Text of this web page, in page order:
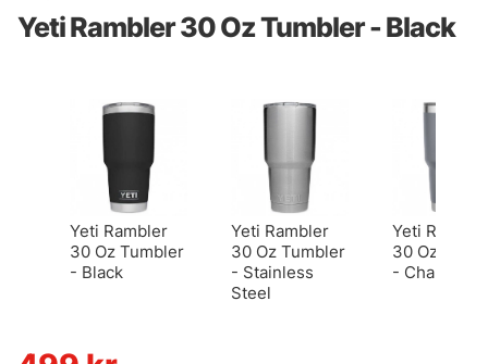
Yeti Rambler 30 Oz Tumbler - Black
Yeti Rambler
30 Oz Tumbler
- Black
Yeti Rambler
30 Oz Tumbler
- Stainless
Steel
Yeti
30 Oz
- Charcoal